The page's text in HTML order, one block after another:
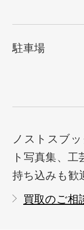
駐車場
ノストスブ
ト写真集、
持ち込みも歓
買取のご相